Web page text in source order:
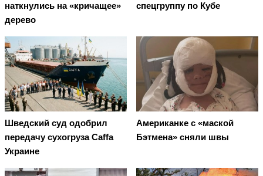
наткнулись на «кричащее»
дерево
спецгруппу по Кубе
Шведский суд одобрил
передачу сухогруза Caffa
Украине
Американке с «маской
Бэтмена» сняли швы